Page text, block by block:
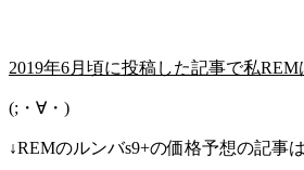
2019年6月頃に投稿した記事で私
(;・∀・)
↓REMのルンバs9+の価格予想の記事